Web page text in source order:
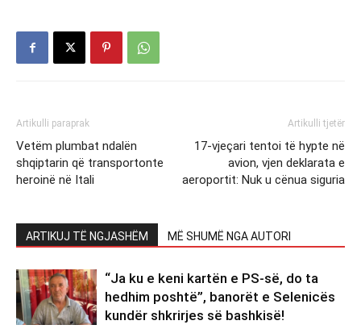
Artikulli paraprak
Vetëm plumbat ndalën
shqiptarin që transportonte
heroinë në Itali
Artikulli tjetër
17-vjeçari tentoi të hypte në
avion, vjen deklarata e
aeroportit: Nuk u cënua siguria
ARTIKUJ TË NGJASHËM MË SHUMË NGA AUTORI
“Ja ku e keni kartën e PS-së, do ta
hedhim poshtë”, banorët e Selenicës
kundër shkrirjes së bashkisë!